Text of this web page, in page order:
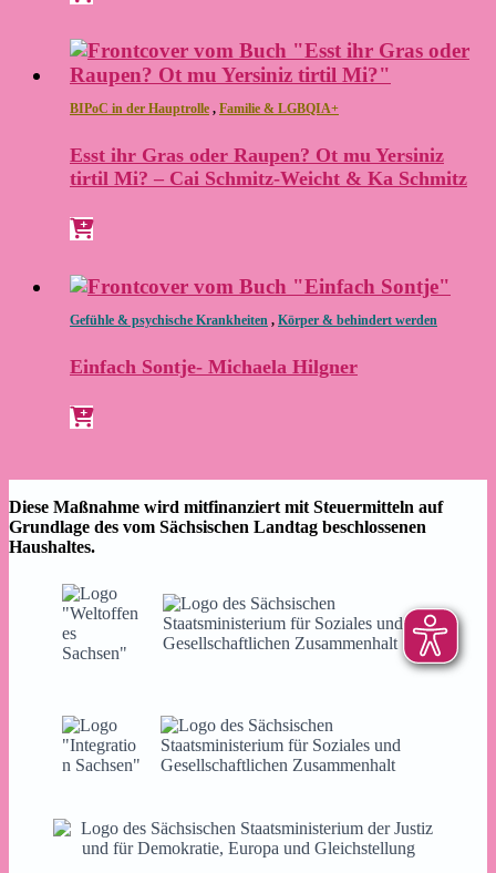
BIPoC in der Hauptrolle , Familie & LGBQIA+
Esst ihr Gras oder Raupen? Ot mu Yersiniz
tirtil Mi? – Cai Schmitz-Weicht & Ka Schmitz
Gefühle & psychische Krankheiten , Körper & behindert werden
Einfach Sontje- Michaela Hilgner
Diese Maßnahme wird mitfinanziert mit Steuermitteln auf
Grundlage des vom Sächsischen Landtag beschlossenen
Haushaltes.